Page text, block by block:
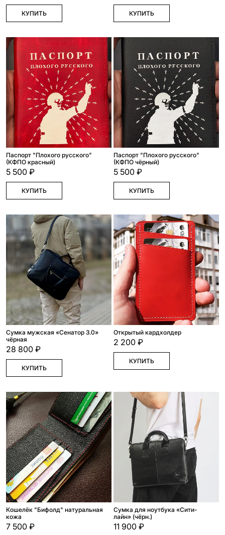
КУПИТЬ КУПИТЬ
Паспорт "Плохого русского"
(КФПО красный)
5 500 ₽
КУПИТЬ
Паспорт "Плохого русского"
(КФПО чёрный)
5 500 ₽
КУПИТЬ
Сумка мужская «Сенатор 3.0»
чёрная
28 800 ₽
КУПИТЬ
Открытый кардхолдер
2 200 ₽
КУПИТЬ
Кошелёк "Бифолд" натуральная
кожа
7 500 ₽
Сумка для ноутбука «Сити-
лайн» (чёрн.)
11 900 ₽